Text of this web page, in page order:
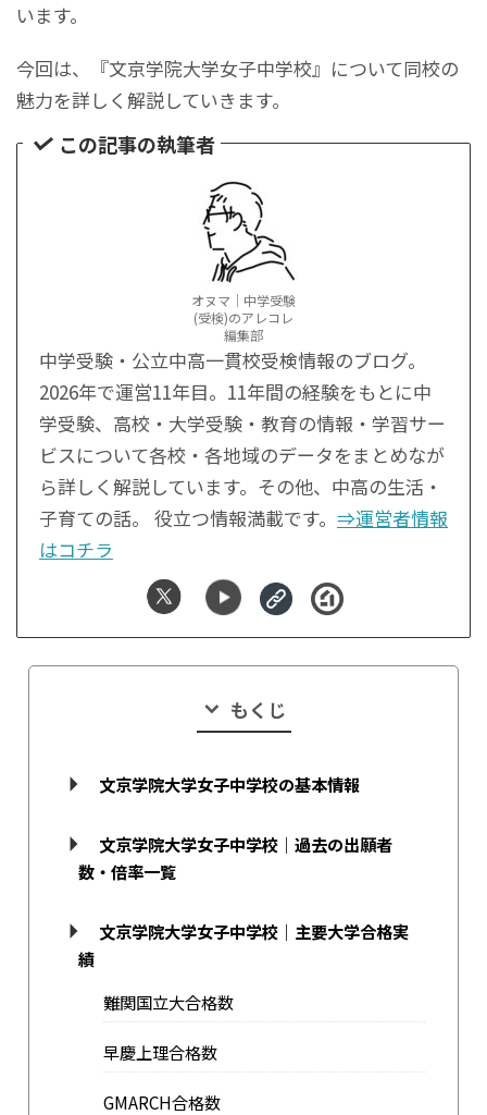
います。
今回は、『文京学院大学女子中学校』について同校の
魅力を詳しく解説していきます。
この記事の執筆者
オヌマ｜中学受験
(受検)のアレコレ
編集部
中学受験・公立中高一貫校受検情報のブログ。
2026年で運営11年目。11年間の経験をもとに中
学受験、高校・大学受験・教育の情報・学習サー
ビスについて各校・各地域のデータをまとめなが
ら詳しく解説しています。その他、中高の生活・
子育ての話。 役立つ情報満載です。 ⇒運営者情報
はコチラ
もくじ
文京学院大学女子中学校の基本情報
文京学院大学女子中学校｜過去の出願者
数・倍率一覧
文京学院大学女子中学校｜主要大学合格実
績
難関国立大合格数
早慶上理合格数
GMARCH合格数